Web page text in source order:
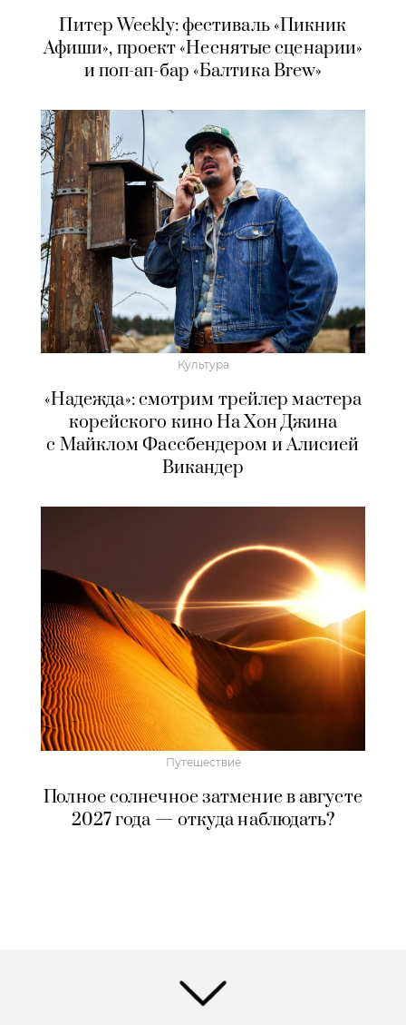
Питер Weekly: фестиваль «Пикник
Афиши», проект «Неснятые сценарии»
и поп-ап-бар «Балтика Brew»
Культура
«Надежда»: смотрим трейлер мастера
корейского кино На Хон Джина
с Майклом Фассбендером и Алисией
Викандер
Путешествие
Полное солнечное затмение в августе
2027 года — откуда наблюдать?